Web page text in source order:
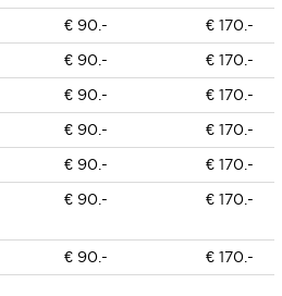
€ 90.-
€ 170.-
€ 90.-
€ 170.-
€ 90.-
€ 170.-
€ 90.-
€ 170.-
€ 90.-
€ 170.-
€ 90.- € 170.-
€ 90.- € 170.-